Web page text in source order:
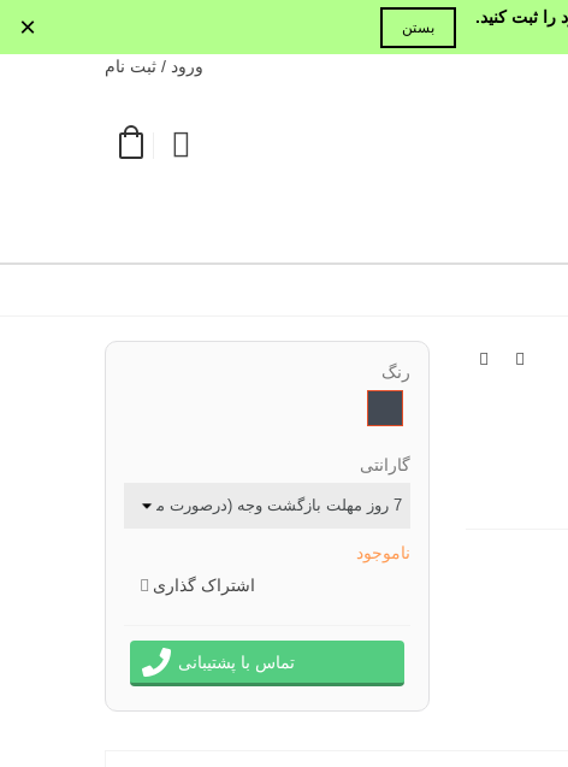
ثبت کنید.
بستن ×
ورود / ثبت نام
رنگ
گارانتی
ناموجود
اشتراک گذاری
تماس با پشتیبانی